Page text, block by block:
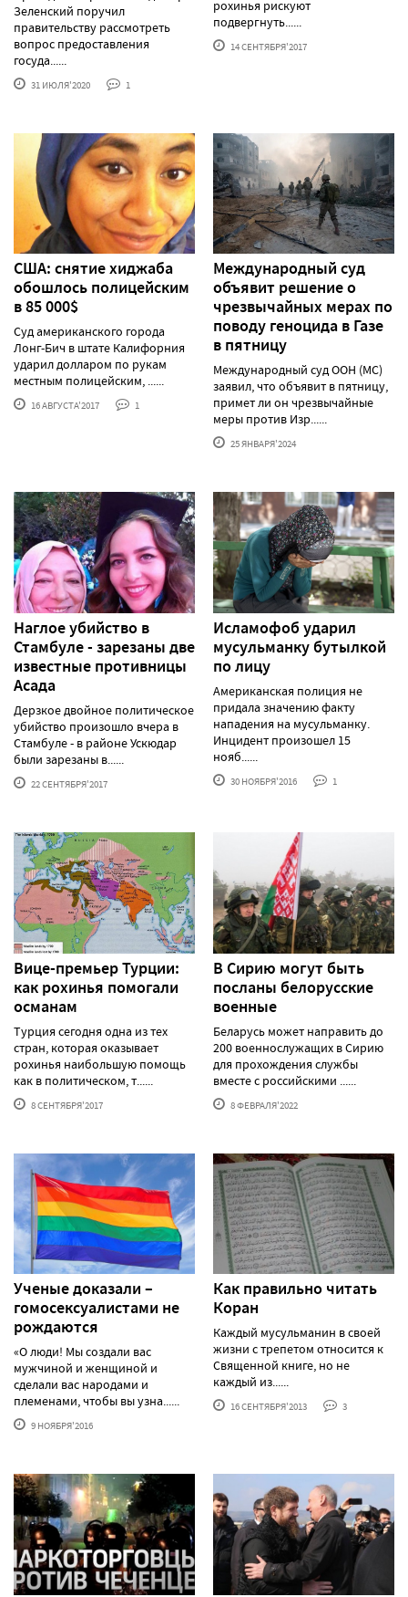
Зеленский поручил
правительству рассмотреть
вопрос предоставления
госуда......
31 ИЮЛЯ'2020 1
рохинья рискуют
подвергнуть......
14 СЕНТЯБРЯ'2017
США: снятие хиджаба
обошлось полицейским
в 85 000$
Суд американского города
Лонг-Бич в штате Калифорния
ударил долларом по рукам
местным полицейским, ......
16 АВГУСТА'2017 1
Международный суд
объявит решение о
чрезвычайных мерах по
поводу геноцида в Газе
в пятницу
Международный суд ООН (МС)
заявил, что объявит в пятницу,
примет ли он чрезвычайные
меры против Изр......
25 ЯНВАРЯ'2024
Наглое убийство в
Стамбуле - зарезаны две
известные противницы
Асада
Дерзкое двойное политическое
убийство произошло вчера в
Стамбуле - в районе Ускюдар
были зарезаны в......
22 СЕНТЯБРЯ'2017
Исламофоб ударил
мусульманку бутылкой
по лицу
Американская полиция не
придала значению факту
нападения на мусульманку.
Инцидент произошел 15
нояб......
30 НОЯБРЯ'2016 1
Вице-премьер Турции:
как рохинья помогали
османам
Турция сегодня одна из тех
стран, которая оказывает
рохинья наибольшую помощь
как в политическом, т......
8 СЕНТЯБРЯ'2017
В Сирию могут быть
посланы белорусские
военные
Беларусь может направить до
200 военнослужащих в Сирию
для прохождения службы
вместе с российскими ......
8 ФЕВРАЛЯ'2022
Ученые доказали –
гомосексуалистами не
рождаются
«О люди! Мы создали вас
мужчиной и женщиной и
сделали вас народами и
племенами, чтобы вы узна......
9 НОЯБРЯ'2016
Как правильно читать
Коран
Каждый мусульманин в своей
жизни с трепетом относится к
Священной книге, но не
каждый из......
16 СЕНТЯБРЯ'2013 3